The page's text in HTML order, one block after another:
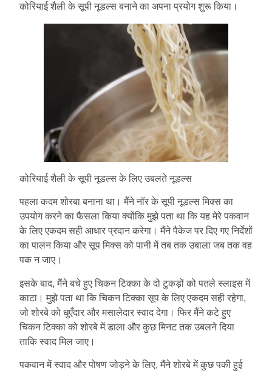
कोरियाई शैली के सूपी नूडल्स बनाने का अपना प्रयोग शुरू किया।
कोरियाई शैली के सूपी नूडल्स के लिए उबलते नूडल्स
पहला कदम शोरबा बनाना था। मैंने नॉर के सूपी नूडल्स मिक्स का
उपयोग करने का फैसला किया क्योंकि मुझे पता था कि यह मेरे पकवान
के लिए एकदम सही आधार प्रदान करेगा। मैंने पैकेज पर दिए गए निर्देशों
का पालन किया और सूप मिक्स को पानी में तब तक उबाला जब तक वह
पक न जाए।
इसके बाद, मैंने बचे हुए चिकन टिक्का के दो टुकड़ों को पतले स्लाइस में
काटा। मुझे पता था कि चिकन टिक्का सूप के लिए एकदम सही रहेगा,
जो शोरबे को धुएँदार और मसालेदार स्वाद देगा। फिर मैंने कटे हुए
चिकन टिक्का को शोरबे में डाला और कुछ मिनट तक उबलने दिया
ताकि स्वाद मिल जाए।
पकवान में स्वाद और पोषण जोड़ने के लिए, मैंने शोरबे में कुछ पकी हुई